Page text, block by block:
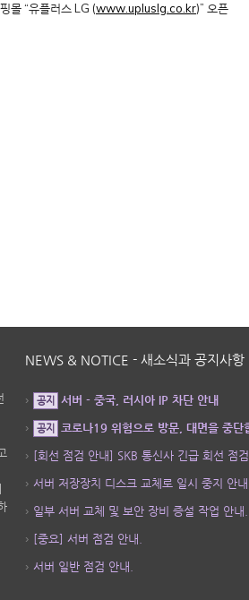
몰 “유플러스 LG (www.upluslg.co.kr)” 오픈
NEWS & NOTICE - 새소식과 공지사항
공지 서버 - 중국, 러시아 IP 차단 안내
공지 코로나19 위험으로 방문, 대면을 중단
[회선 점검 안내] SKB 통신사 긴급 회선 점
서버 저장장치 디스크 교체로 일시 중지 안내.
일부 서버 교체 및 보안 장비 증설 작업 안내.
[중요] 서버 점검 안내.
서버 일반 점검 안내.